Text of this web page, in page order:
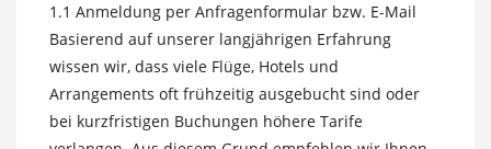
1.1 Anmeldung per Anfragenformular bzw. E-Mail
Basierend auf unserer langjährigen Erfahrung
wissen wir, dass viele Flüge, Hotels und
Arrangements oft frühzeitig ausgebucht sind oder
bei kurzfristigen Buchungen höhere Tarife